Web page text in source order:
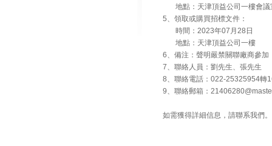
地點：天津頂益公司一樓會議
5、領取或購買招標文件：
時間：2023年07月28日
地點：天津頂益公司一樓
6、備注：聲明嚴禁關聯廠商參
7、聯絡人員：劉先生、張先生
8、聯絡電話：022-25325954轉
9、聯絡郵箱：
如需獲得詳細信息，請聯系我們。